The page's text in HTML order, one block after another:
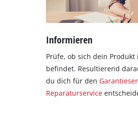
Informieren
Prüfe, ob sich dein
befindet. Resultierend
du dich für den
Reparaturservice